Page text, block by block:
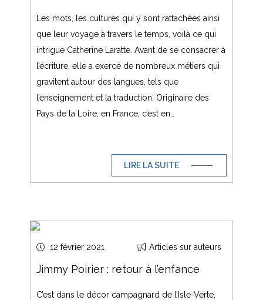
Les mots, les cultures qui y sont rattachées ainsi
que leur voyage à travers le temps, voilà ce qui
intrigue Catherine Laratte. Avant de se consacrer à
l’écriture, elle a exercé de nombreux métiers qui
gravitent autour des langues, tels que
l’enseignement et la traduction. Originaire des
Pays de la Loire, en France, c’est en…
LIRE LA SUITE
12 février 2021 Articles sur auteurs
Jimmy Poirier : retour à l’enfance
C’est dans le décor campagnard de l’Isle-Verte,